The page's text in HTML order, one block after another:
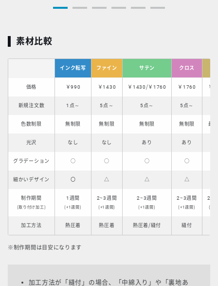
素材比較
インク転写 ファイン サテン クロス
価格 ￥990 ￥1430 ￥1430/￥1760 ￥1760 ￥
新規注文数 1点～ 5点～ 5点～ 5点～
色数制限 無制限 無制限 無制限 無制限 最
光沢 なし なし あり あり
グラデーション ○ ○ ○ ○
細かいデザイン 〇 △ △ △
制作期間
(取り付け加工)
1週間
(+1週間)
2~3週間
(+1週間)
2~3週間
(+1週間)
2~3週間
(+1週間)
2~3
(+1
加工方法 熱圧着 熱圧着 熱圧着/縫付 縫付
※制作期間は目安になります
加工方法が「縫付」の場合、「中綿入り」や「裏地あ